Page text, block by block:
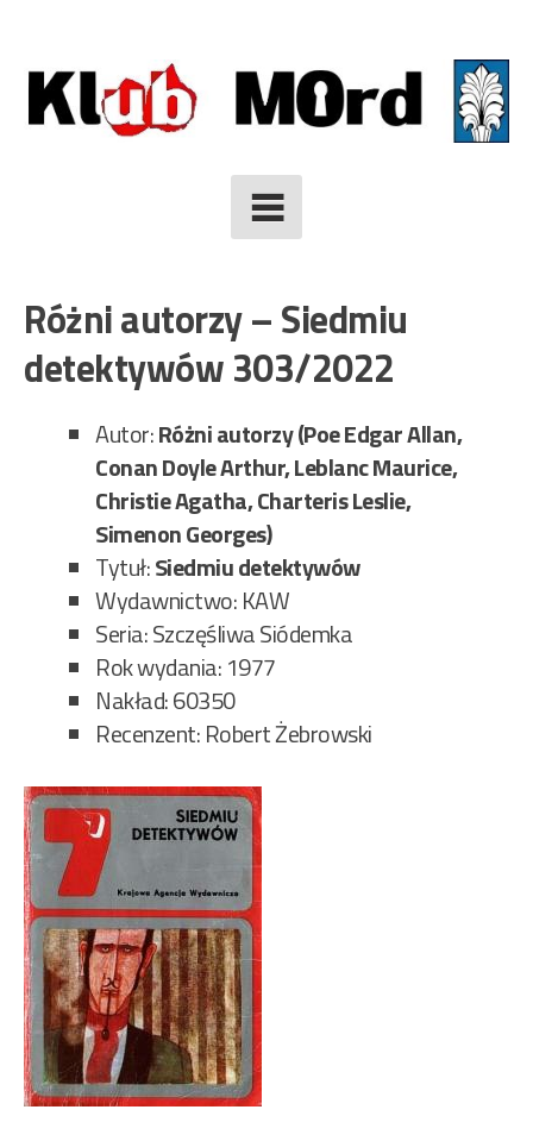
to
content
Różni autorzy – Siedmiu
detektywów 303/2022
Autor:Różni autorzy (Poe Edgar Allan,
Conan Doyle Arthur, Leblanc Maurice,
Christie Agatha, Charteris Leslie,
Simenon Georges)
Tytuł:Siedmiu detektywów
Wydawnictwo: KAW
Seria: Szczęśliwa Siódemka
Rok wydania: 1977
Nakład: 60350
Recenzent: Robert Żebrowski